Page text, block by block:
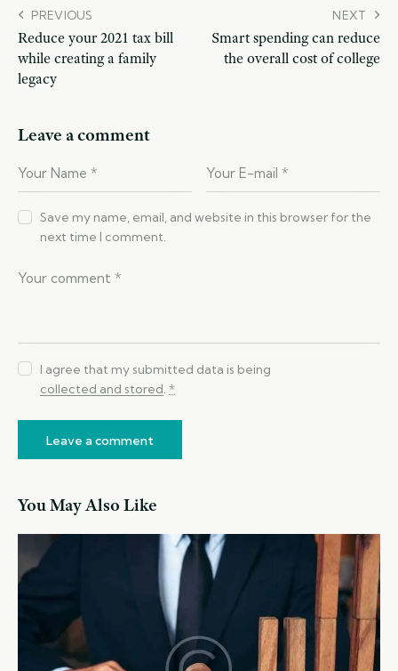
Post
navigation
PREVIOUS
Reduce your 2021 tax bill
while creating a family
legacy
NEXT
Smart spending can reduce
the overall cost of college
Leave a comment
Save my name, email, and website in this browser for the
next time I comment.
I agree that my submitted data is being
collected and stored.*
You May Also Like